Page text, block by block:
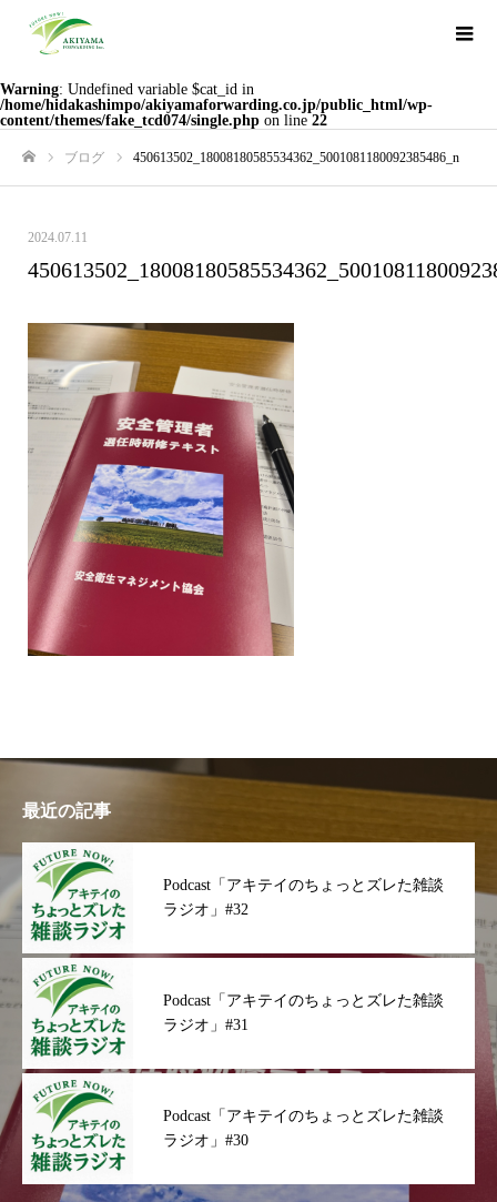
Warning: Undefined variable $cat_id in
/home/hidakashimpo/akiyamaforwarding.co.jp/public_html/wp-
content/themes/fake_tcd074/single.php on line 22
ブログ 450613502_18008180585534362_5001081180092385486_n
2024.07.11
最近の記事
Podcast「アキテイのちょっとズレた雑談
ラジオ」#32
Podcast「アキテイのちょっとズレた雑談
ラジオ」#31
Podcast「アキテイのちょっとズレた雑談
ラジオ」#30